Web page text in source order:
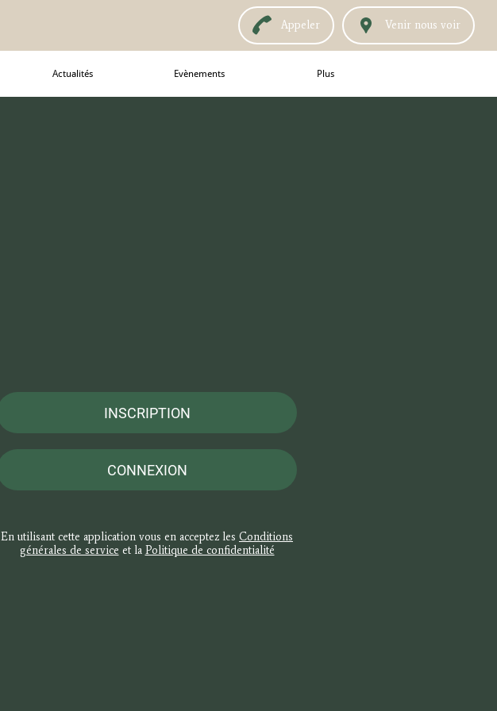
Appeler Venir nous voir
Actualités Evènements Plus
INSCRIPTION
CONNEXION
En utilisant cette application vous en acceptez les Conditions
générales de service et la Politique de confidentialité